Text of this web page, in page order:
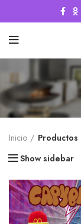
Inicio
Show sidebar